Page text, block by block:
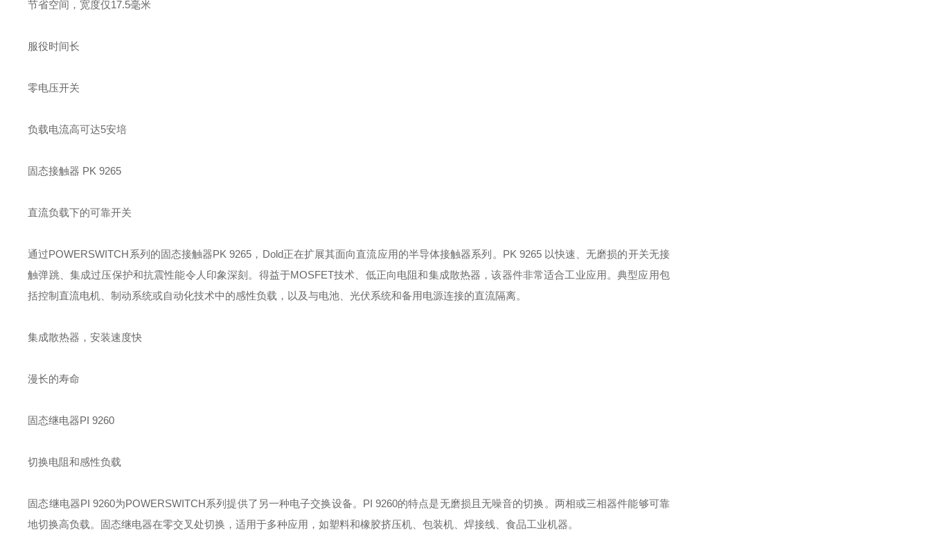
节省空间，宽度仅17.5毫米
服役时间长
零电压开关
负载电流高可达5安培
固态接触器 PK 9265
直流负载下的可靠开关
通过POWERSWITCH系列的固态接触器PK 9265，Dold正在扩展其面向直流应用的半导体接触器系列。PK 9265 以快速、无磨损的开关无接
触弹跳、集成过压保护和抗震性能令人印象深刻。得益于MOSFET技术、低正向电阻和集成散热器，该器件非常适合工业应用。典型应用包
括控制直流电机、制动系统或自动化技术中的感性负载，以及与电池、光伏系统和备用电源连接的直流隔离。
集成散热器，安装速度快
漫长的寿命
固态继电器PI 9260
切换电阻和感性负载
固态继电器PI 9260为POWERSWITCH系列提供了另一种电子交换设备。PI 9260的特点是无磨损且无噪音的切换。两相或三相器件能够可靠
地切换高负载。固态继电器在零交叉处切换，适用于多种应用，如塑料和橡胶挤压机、包装机、焊接线、食品工业机器。